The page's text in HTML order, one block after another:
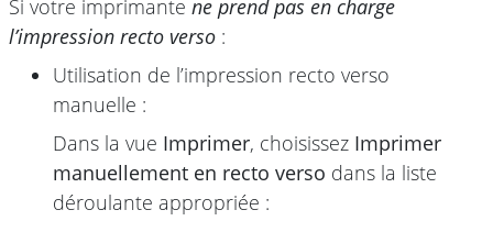
Si votre imprimante ne prend pas en charge
l’impression recto verso :
Utilisation de l’impression recto verso
manuelle :
Dans la vue Imprimer, choisissez Imprimer
manuellement en recto verso dans la liste
déroulante appropriée :